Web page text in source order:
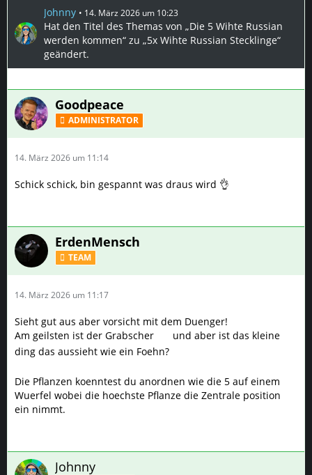
ADMINISTRATOR
14. März 2026 um 11:14
ErdenMensch
14. März 2026 um 11:17
Am geilsten ist der Grabscher
und aber ist das kleine
ding das aussieht wie ein Foehn?
Die Pflanzen koenntest du anordnen wie die 5 auf einem
ein nimmt.
Johnny
14. März 2026 um 11:26
Zitat von ErdenMensch